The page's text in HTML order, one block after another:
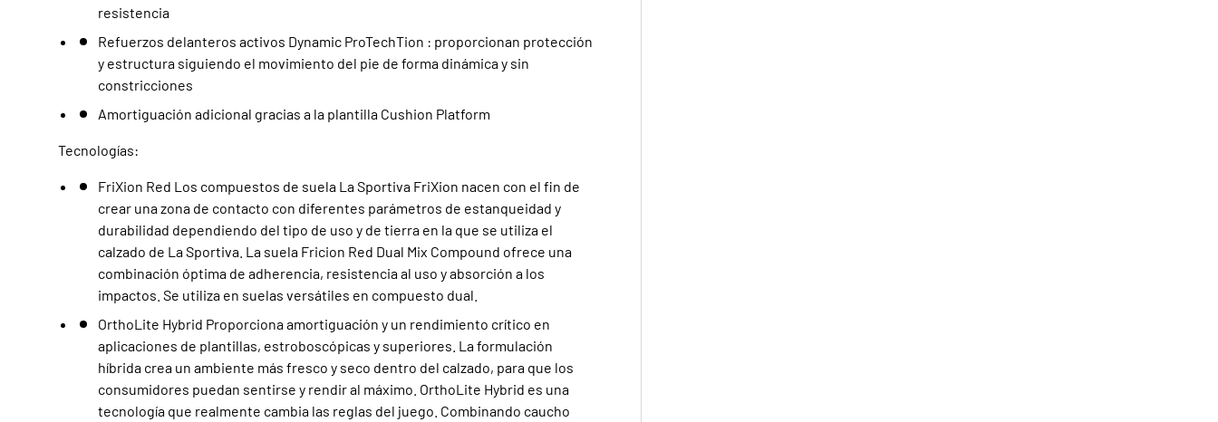
resistencia
Refuerzos delanteros activos Dynamic ProTechTion : proporcionan protección
y estructura siguiendo el movimiento del pie de forma dinámica y sin
constricciones
Amortiguación adicional gracias a la plantilla Cushion Platform
Tecnologías:
FriXion Red Los compuestos de suela La Sportiva FriXion nacen con el fin de
crear una zona de contacto con diferentes parámetros de estanqueidad y
durabilidad dependiendo del tipo de uso y de tierra en la que se utiliza el
calzado de La Sportiva. La suela Fricion Red Dual Mix Compound ofrece una
combinación óptima de adherencia, resistencia al uso y absorción a los
impactos. Se utiliza en suelas versátiles en compuesto dual.
OrthoLite Hybrid Proporciona amortiguación y un rendimiento crítico en
aplicaciones de plantillas, estroboscópicas y superiores. La formulación
híbrida crea un ambiente más fresco y seco dentro del calzado, para que los
consumidores puedan sentirse y rendir al máximo. OrthoLite Hybrid es una
tecnología que realmente cambia las reglas del juego. Combinando caucho